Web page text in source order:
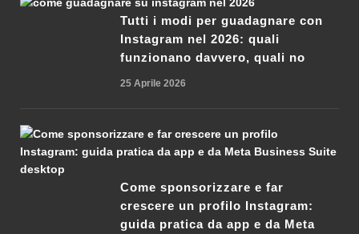
Tutti i modi per guadagnare con
Instagram nel 2026: quali
funzionano davvero, quali no
25 Aprile 2026
Come sponsorizzare e far
crescere un profilo Instagram:
guida pratica da app e da Meta